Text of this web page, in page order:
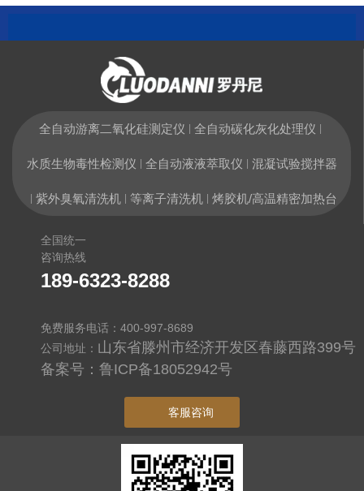
全自动游离二氧化硅测定仪 | 全自动碳化灰化处理仪 |
水质生物毒性检测仪 | 全自动液液萃取仪 | 混凝试验搅拌器
| 紫外臭氧清洗机 | 等离子清洗机 | 烤胶机/高温精密加热台
全国统一
咨询热线
189-6323-8288
免费服务电话：400-997-8689
公司地址： 山东省滕州市经济开发区春藤西路399号
备案号： 鲁ICP备18052942号
客服咨询